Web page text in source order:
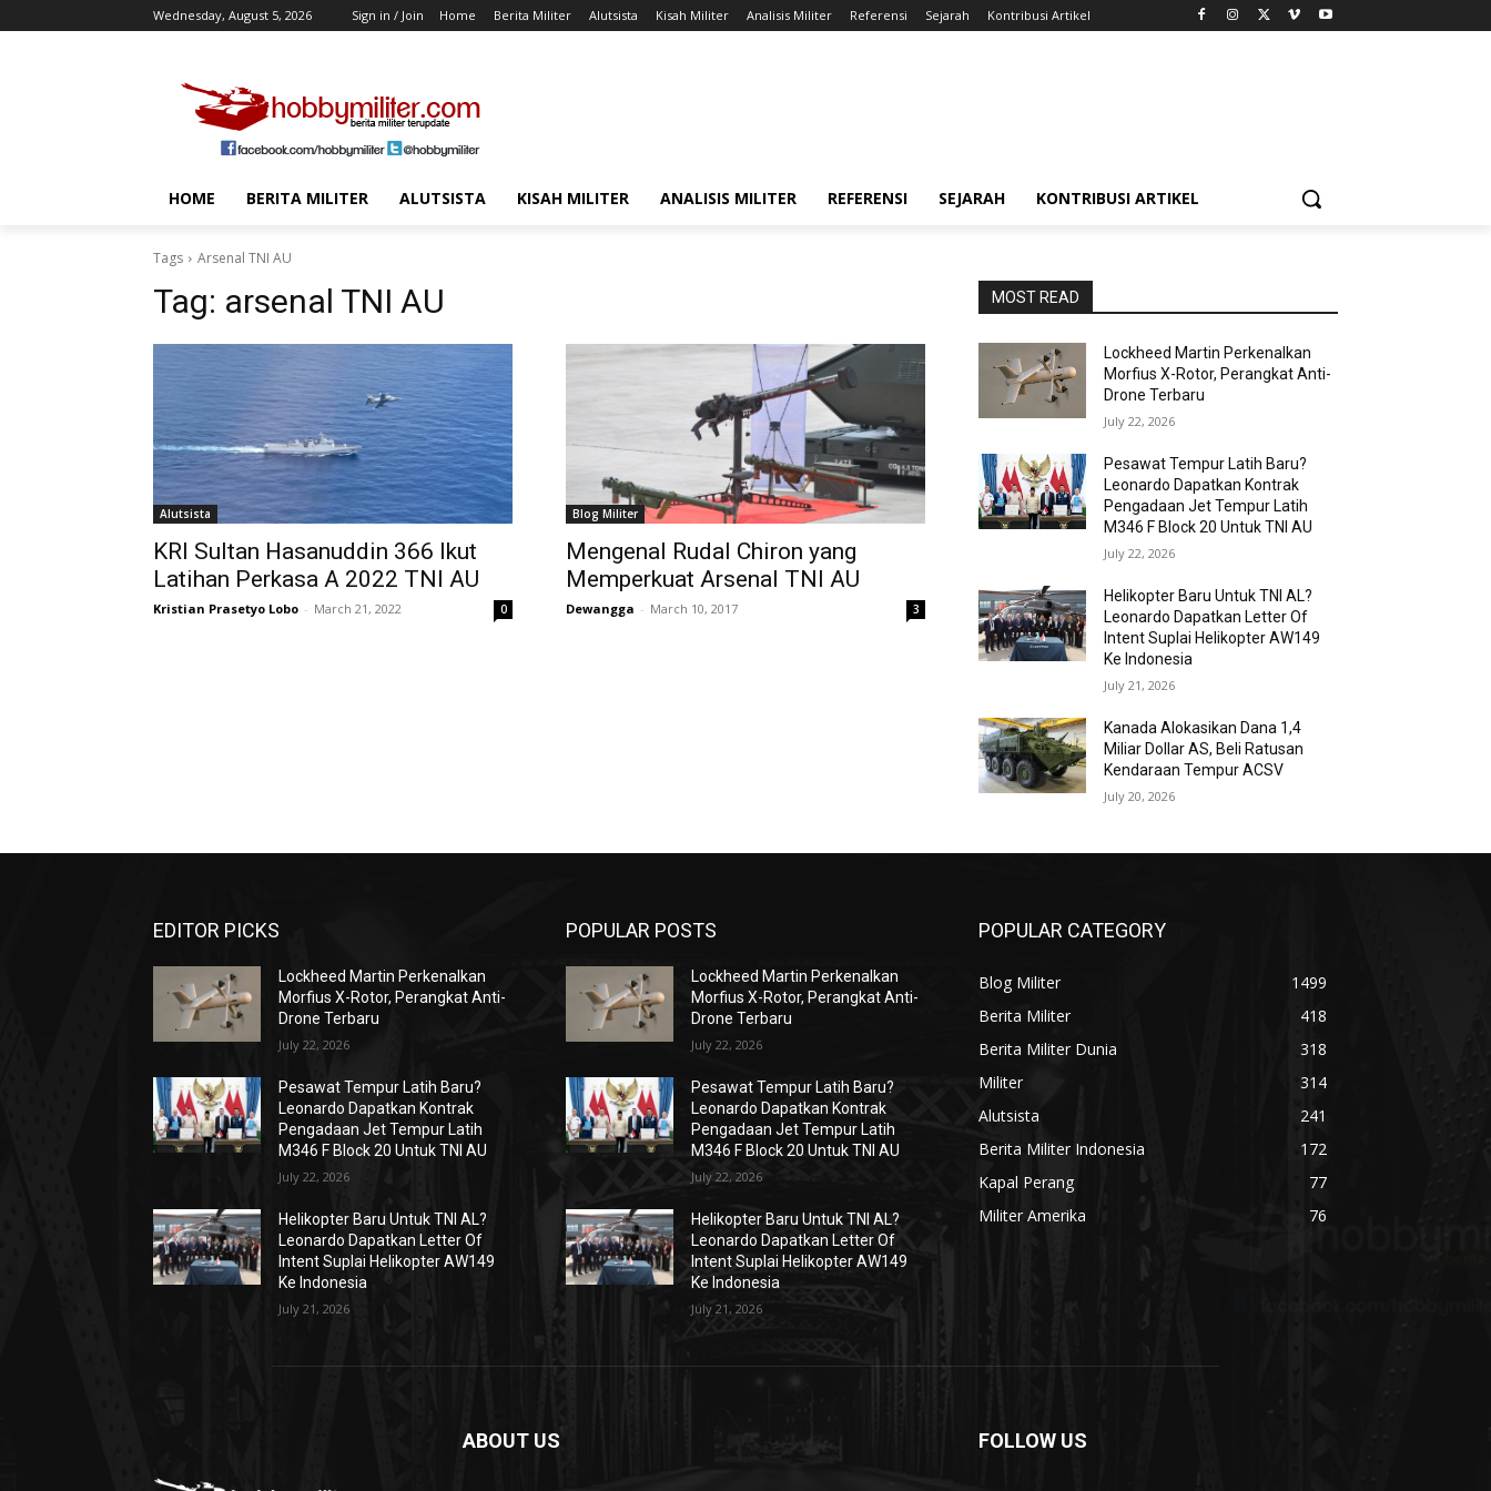
Wednesday, August 5, 2026 Sign in / Join Home Berita Militer Alutsista Kisah Militer Analisis Militer Referensi Sejarah Kontribusi Artikel
HOME BERITA MILITER ALUTSISTA KISAH MILITER ANALISIS MILITER REFERENSI SEJARAH KONTRIBUSI ARTIKEL
Tags Arsenal TNI AU
Tag: arsenal TNI AU
Alutsista
KRI Sultan Hasanuddin 366 Ikut
Latihan Perkasa A 2022 TNI AU
Kristian Prasetyo Lobo - March 21, 2022 0
Blog Militer
Mengenal Rudal Chiron yang
Memperkuat Arsenal TNI AU
Dewangga - March 10, 2017 3
MOST READ
Lockheed Martin Perkenalkan
Morfius X-Rotor, Perangkat Anti-
Drone Terbaru
July 22, 2026
Pesawat Tempur Latih Baru?
Leonardo Dapatkan Kontrak
Pengadaan Jet Tempur Latih
M346 F Block 20 Untuk TNI AU
July 22, 2026
Helikopter Baru Untuk TNI AL?
Leonardo Dapatkan Letter Of
Intent Suplai Helikopter AW149
Ke Indonesia
July 21, 2026
Kanada Alokasikan Dana 1,4
Miliar Dollar AS, Beli Ratusan
Kendaraan Tempur ACSV
July 20, 2026
EDITOR PICKS
Lockheed Martin Perkenalkan
Morfius X-Rotor, Perangkat Anti-
Drone Terbaru
July 22, 2026
Pesawat Tempur Latih Baru?
Leonardo Dapatkan Kontrak
Pengadaan Jet Tempur Latih
M346 F Block 20 Untuk TNI AU
July 22, 2026
Helikopter Baru Untuk TNI AL?
Leonardo Dapatkan Letter Of
Intent Suplai Helikopter AW149
Ke Indonesia
July 21, 2026
POPULAR POSTS
Lockheed Martin Perkenalkan
Morfius X-Rotor, Perangkat Anti-
Drone Terbaru
July 22, 2026
Pesawat Tempur Latih Baru?
Leonardo Dapatkan Kontrak
Pengadaan Jet Tempur Latih
M346 F Block 20 Untuk TNI AU
July 22, 2026
Helikopter Baru Untuk TNI AL?
Leonardo Dapatkan Letter Of
Intent Suplai Helikopter AW149
Ke Indonesia
July 21, 2026
POPULAR CATEGORY
Blog Militer
1499
Berita Militer
418
Berita Militer Dunia
318
Militer
314
Alutsista
241
Berita Militer Indonesia
172
Kapal Perang
77
Militer Amerika
76
ABOUT US FOLLOW US